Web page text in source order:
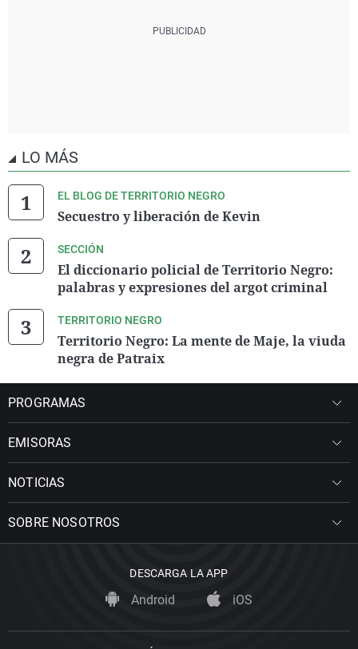
LO MÁS
EL BLOG DE TERRITORIO NEGRO
Secuestro y liberación de Kevin
SECCIÓN
El diccionario policial de Territorio Negro:
palabras y expresiones del argot criminal
TERRITORIO NEGRO
Territorio Negro: La mente de Maje, la viuda
negra de Patraix
PROGRAMAS
EMISORAS
NOTICIAS
SOBRE NOSOTROS
DESCARGA LA APP
Android iOS